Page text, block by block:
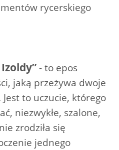
rycerskiego
- to epos
jaką przeżywa dwoje
to uczucie, którego
niezwykłe, szalone,
zrodziła się
jednego